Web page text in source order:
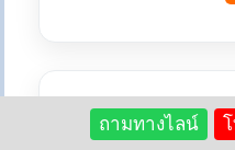
ถามทางไลน์